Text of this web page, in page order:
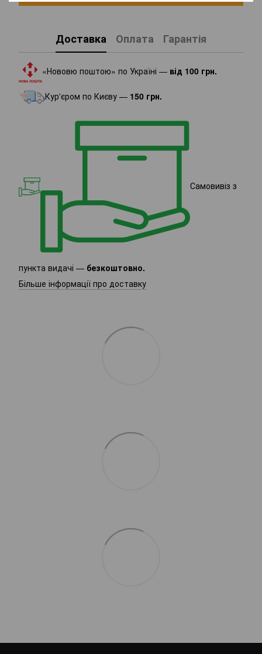
Доставка Оплата Гарантія
«Нововю поштою» по Україні — від 100 грн.
Кур'єром по Києву — 150 грн.
Самовивіз з
пункта видачі — безкоштовно.
Більше інформації про доставку